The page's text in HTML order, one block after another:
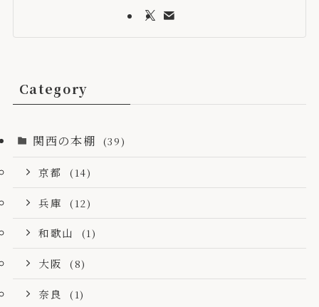
Category
関西の本棚 (39)
京都 (14)
兵庫 (12)
和歌山 (1)
大阪 (8)
奈良 (1)